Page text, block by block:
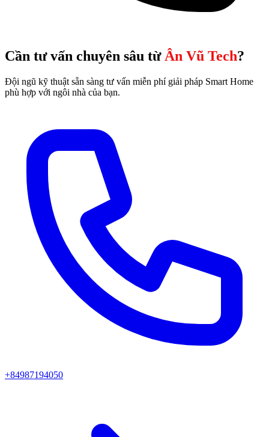
Cần tư vấn chuyên sâu từ Ân Vũ Tech?
Đội ngũ kỹ thuật sẵn sàng tư vấn miễn phí giải pháp Smart Home
phù hợp với ngôi nhà của bạn.
+84987194050